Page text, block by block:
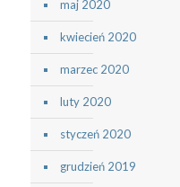
maj 2020
kwiecień 2020
marzec 2020
luty 2020
styczeń 2020
grudzień 2019